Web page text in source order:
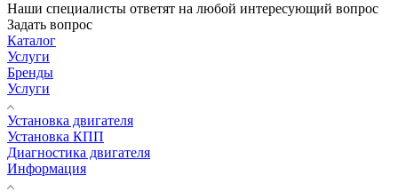
Наши специалисты ответят на любой интересующий вопрос
Задать вопрос
Каталог
Услуги
Бренды
Услуги
Установка двигателя
Установка КПП
Диагностика двигателя
Информация